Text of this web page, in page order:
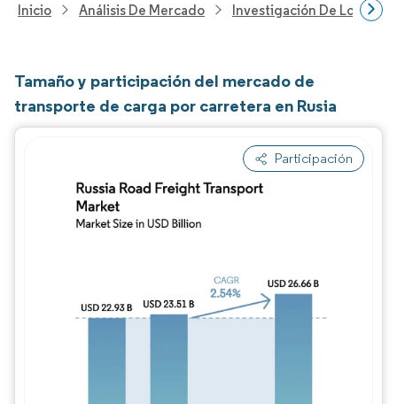
Inicio Análisis De Mercado Investigación De Logística
Tamaño y participación del mercado de
transporte de carga por carretera en Rusia
Participación